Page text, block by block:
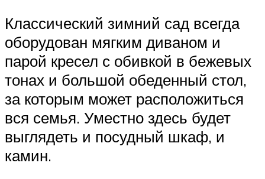
Классический зимний сад всегда
оборудован мягким диваном и
парой кресел с обивкой в бежевых
тонах и большой обеденный стол,
за которым может расположиться
вся семья. Уместно здесь будет
выглядеть и посудный шкаф, и
камин.